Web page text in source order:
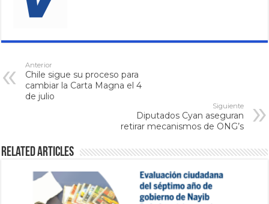
Anterior
Chile sigue su proceso para
cambiar la Carta Magna el 4
de julio
Siguiente
Diputados Cyan aseguran
retirar mecanismos de ONG’s
Related Articles